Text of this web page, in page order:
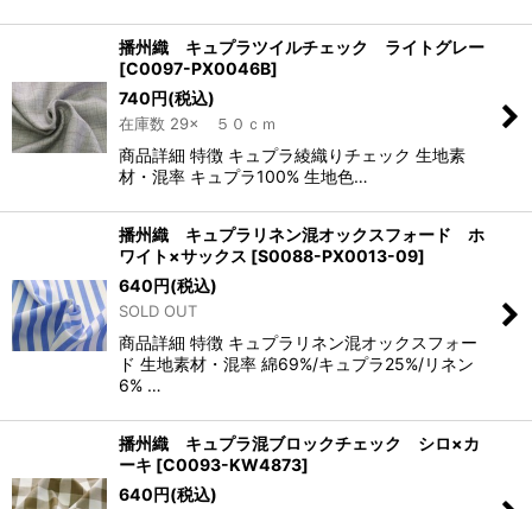
播州織 キュプラツイルチェック ライトグレー
[C0097-PX0046B]
740円(税込)
在庫数 29× ５０ｃｍ
商品詳細 特徴 キュプラ綾織りチェック 生地素
材・混率 キュプラ100% 生地色…
播州織 キュプラリネン混オックスフォード ホ
ワイト×サックス [S0088-PX0013-09]
640円(税込)
SOLD OUT
商品詳細 特徴 キュプラリネン混オックスフォー
ド 生地素材・混率 綿69%/キュプラ25%/リネン
6% …
播州織 キュプラ混ブロックチェック シロ×カ
ーキ [C0093-KW4873]
640円(税込)